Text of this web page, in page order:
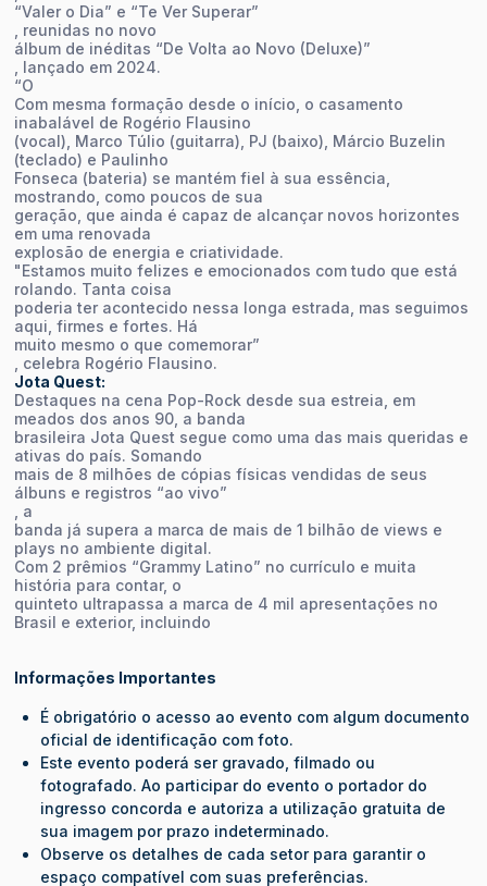
“Valer o Dia” e “Te Ver Superar”
, reunidas no novo
álbum de inéditas “De Volta ao Novo (Deluxe)”
, lançado em 2024.
“O
Com mesma formação desde o início, o casamento
inabalável de Rogério Flausino
(vocal), Marco Túlio (guitarra), PJ (baixo), Márcio Buzelin
(teclado) e Paulinho
Fonseca (bateria) se mantém fiel à sua essência,
mostrando, como poucos de sua
geração, que ainda é capaz de alcançar novos horizontes
em uma renovada
explosão de energia e criatividade.
"Estamos muito felizes e emocionados com tudo que está
rolando. Tanta coisa
poderia ter acontecido nessa longa estrada, mas seguimos
aqui, firmes e fortes. Há
muito mesmo o que comemorar”
, celebra Rogério Flausino.
Jota Quest:
Destaques na cena Pop-Rock desde sua estreia, em
meados dos anos 90, a banda
brasileira Jota Quest segue como uma das mais queridas e
ativas do país. Somando
mais de 8 milhões de cópias físicas vendidas de seus
álbuns e registros “ao vivo”
, a
banda já supera a marca de mais de 1 bilhão de views e
plays no ambiente digital.
Com 2 prêmios “Grammy Latino” no currículo e muita
história para contar, o
quinteto ultrapassa a marca de 4 mil apresentações no
Brasil e exterior, incluindo
Informações Importantes
É obrigatório o acesso ao evento com algum documento
oficial de identificação com foto.
Este evento poderá ser gravado, filmado ou
fotografado. Ao participar do evento o portador do
ingresso concorda e autoriza a utilização gratuita de
sua imagem por prazo indeterminado.
Observe os detalhes de cada setor para garantir o
espaço compatível com suas preferências.